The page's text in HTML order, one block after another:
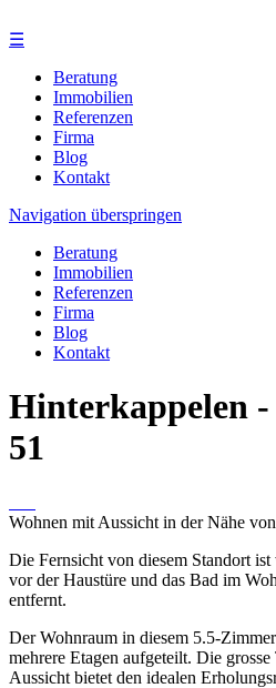
☰
Beratung
Immobilien
Referenzen
Firma
Blog
Kontakt
Navigation überspringen
Beratung
Immobilien
Referenzen
Firma
Blog
Kontakt
Hinterkappelen -
51
Wohnen mit Aussicht in der Nähe
Die Fernsicht von diesem Standort
vor der Haustüre und das Bad im
entfernt.
Der Wohnraum in diesem 5.5-
mehrere Etagen aufgeteilt. Die grosse
Aussicht bietet den idealen